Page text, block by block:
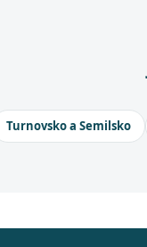
Turnovsko a Semilsko